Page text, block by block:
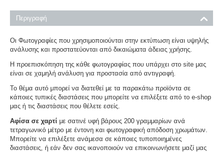
Περιγραφή
Οι Φωτογραφίες που χρησιμοποιούνται στην εκτύπωση είναι υψηλής
ανάλυσης και προστατεύονται από δικαιώματα άδειας χρήσης.
Η προεπισκόπηση της κάθε φωτογραφίας που υπάρχει στο site μας
είναι σε χαμηλή ανάλυση για προστασία από αντιγραφή.
Το θέμα αυτό μπορεί να διατεθεί με τα παρακάτω προϊόντα σε
κάποιες τυπικές διαστάσεις που μπορείτε να επιλέξετε από το e-shop
μας ή τις διαστάσεις που θέλετε εσείς.
Αφίσα σε χαρτί με σατινέ υφή βάρους 200 γραμμαρίων ανά
τετραγωνικό μέτρο με έντονη και φωτογραφική απόδοση χρωμάτων.
Μπορείτε να επιλέξετε ανάμεσα σε κάποιες τυποποιημένες
διαστάσεις, ή εάν δεν σας ικανοποιούν να επικοινωνήσετε μαζί μας